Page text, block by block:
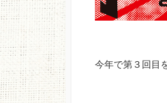
今年で第３回目